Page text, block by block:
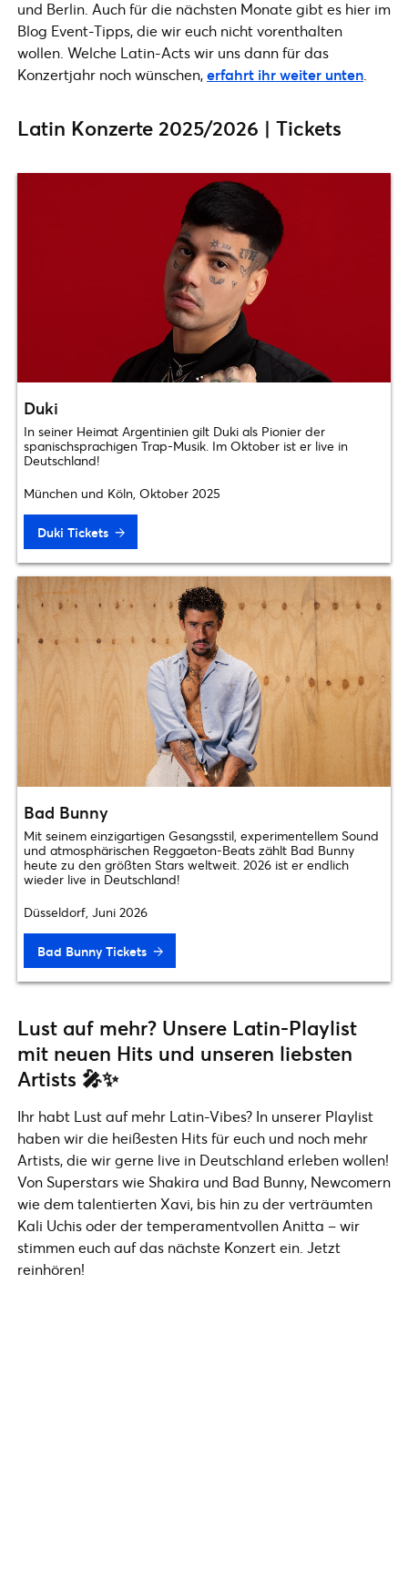
und Berlin. Auch für die nächsten Monate gibt es hier im
Blog Event-Tipps, die wir euch nicht vorenthalten
wollen. Welche Latin-Acts wir uns dann für das
Konzertjahr noch wünschen,erfahrt ihr weiter unten
Latin Konzerte 2025/2026 | Tickets
Duki
In seiner Heimat Argentinien gilt Duki als Pionier der
spanischsprachigen Trap-Musik. Im Oktober ist er live in
Deutschland!
München und Köln, Oktober 2025
Duki Tickets
Bad Bunny
Mit seinem einzigartigen Gesangsstil, experimentellem Sound
und atmosphärischen Reggaeton-Beats zählt Bad Bunny
heute zu den größten Stars weltweit. 2026 ist er endlich
wieder live in Deutschland!
Düsseldorf, Juni 2026
Bad Bunny Tickets
Lust auf mehr? Unsere Latin-Playlist
mit neuen Hits und unseren liebsten
Artists 🎤✨
Ihr habt Lust auf mehr Latin-Vibes? In unserer Playlist
haben wir die heißesten Hits für euch und noch mehr
Artists, die wir gerne live in Deutschland erleben wollen!
Von Superstars wie Shakira und Bad Bunny, Newcomern
wie dem talentierten Xavi, bis hin zu der verträumten
Kali Uchis oder der temperamentvollen Anitta – wir
stimmen euch auf das nächste Konzert ein. Jetzt
reinhören!